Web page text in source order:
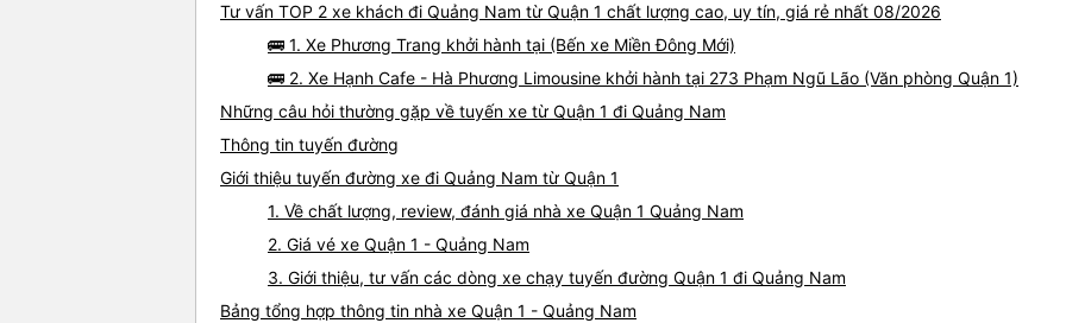
cảm giác nguy hiểm (lái xe
thân thiện), tôi đánh giá
gia các chuyến đi qua đêm
Tư vấn TOP 2 xe khách đi Quảng Nam từ Quận 1 chất lượng cao, uy tín, giá rẻ nhất 08/2026
🚌 1. Xe Phương Trang khởi hành tại (Bến xe Miền Đông Mới)
🚌 2. Xe Hạnh Cafe - Hà Phương Limousine khởi hành tại 273 Phạm Ngũ Lão (Văn phòng Quận 1)
Những câu hỏi thường gặp về tuyến xe từ Quận 1 đi Quảng Nam
Thông tin tuyến đường
Giới thiệu tuyến đường xe đi Quảng Nam từ Quận 1
1. Về chất lượng, review, đánh giá nhà xe Quận 1 Quảng Nam
2. Giá vé xe Quận 1 - Quảng Nam
3. Giới thiệu, tư vấn các dòng xe chạy tuyến đường Quận 1 đi Quảng Nam
Bảng tổng hợp thông tin nhà xe Quận 1 - Quảng Nam